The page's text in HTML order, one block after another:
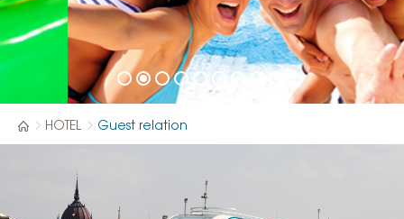
HOTEL Guest relation